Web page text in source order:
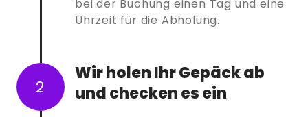
bei der Buchung einen Tag und eine
Uhrzeit für die Abholung.
2
Wir holen Ihr Gepäck ab
und checken es ein